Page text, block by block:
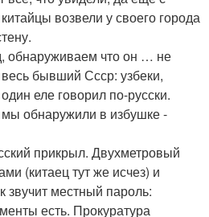
возвели у своего города
обнаруживаем что он … не
бывший Ссср: узбеки,
еле говорил по-русски.
мы обнаружили в избушке -
прикрыл. Двухметровый
(китаец тут же исчез) и
звучит местный пароль:
есть. Прокуратура